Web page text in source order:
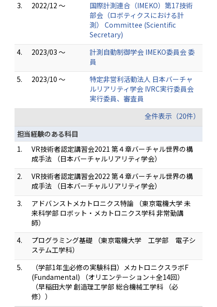
3.
2022/12 ～
国際計測連合（IMEKO）第17技術
部会（ロボティクスにおける計
測） Committee (Scientific
Secretary)
4.
2023/03 ～
計測自動制御学会 IMEKO委員会 委
員
5.
2023/10 ～
特定非営利活動法人 日本バーチャ
ルリアリティ学会 IVRC実行委員会
実行委員、審査員
全件表示（20件）
担当経験のある科目
1.
VR技術者認定講習会2021 第４章バーチャル世界の構
成手法 （日本バーチャルリアリティ学会）
2.
VR技術者認定講習会2022 第４章バーチャル世界の構
成手法 （日本バーチャルリアリティ学会）
3.
アドバンストメカトロニクス特論 （東京電機大学 未
来科学部 ロボット・メカトロニクス学科 非常勤講
師）
4.
プログラミング基礎 （東京電機大学 工学部 電子シ
ステム工学科）
5.
（学部1年生必修の実験科目）メカトロニクスラボF
(Fundamental) （オリエンテーション＋全14回）
（早稲田大学 創造理工学部 総合機械工学科 （必
修））